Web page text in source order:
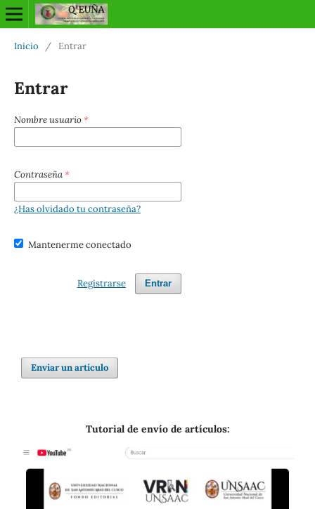
Inicio / Entrar
Entrar
Nombre usuario *
Contraseña *
¿Has olvidado tu contraseña?
Mantenerme conectado
Entrar
Registrarse
Enviar un artículo
Tutorial de envío de artículos: